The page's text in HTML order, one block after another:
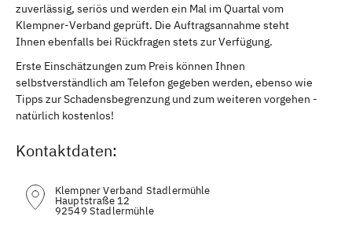
zuverlässig, seriös und werden ein Mal im Quartal vom
Klempner-Verband geprüft. Die Auftragsannahme steht
Ihnen ebenfalls bei Rückfragen stets zur Verfügung.
Erste Einschätzungen zum Preis können Ihnen
selbstverständlich am Telefon gegeben werden, ebenso wie
Tipps zur Schadensbegrenzung und zum weiteren vorgehen -
natürlich kostenlos!
Kontaktdaten:
Klempner Verband Stadlermühle
Hauptstraße 12
92549 Stadlermühle